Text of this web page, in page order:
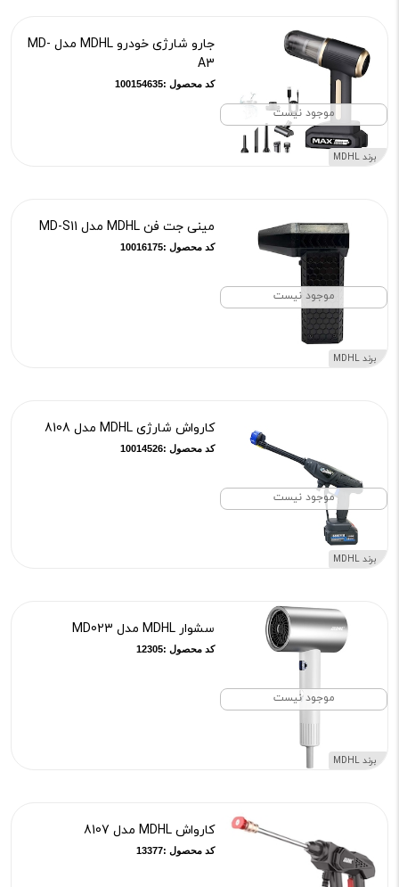
موجود نیست
برند MDHL
جارو شارژی خودرو MDHL مدل MD-
A3
کد محصول :100154635
موجود نیست
برند MDHL
مینی جت فن MDHL مدل MD-S11
کد محصول :10016175
موجود نیست
برند MDHL
کارواش شارژی MDHL مدل 8108
کد محصول :10014526
موجود نیست
برند MDHL
سشوار MDHL مدل MD023
کد محصول :12305
کارواش MDHL مدل 8107
کد محصول :13377